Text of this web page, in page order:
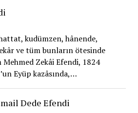
kudümzen, hânende,
ve tüm bunların ötesinde
Zekâi Efendi, 1824
Eyüp kazâsında,…
Dede Efendi